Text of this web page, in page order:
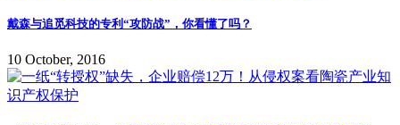
戴森与追觅科技的专利“攻防战”，你看懂了吗？
10 October, 2016